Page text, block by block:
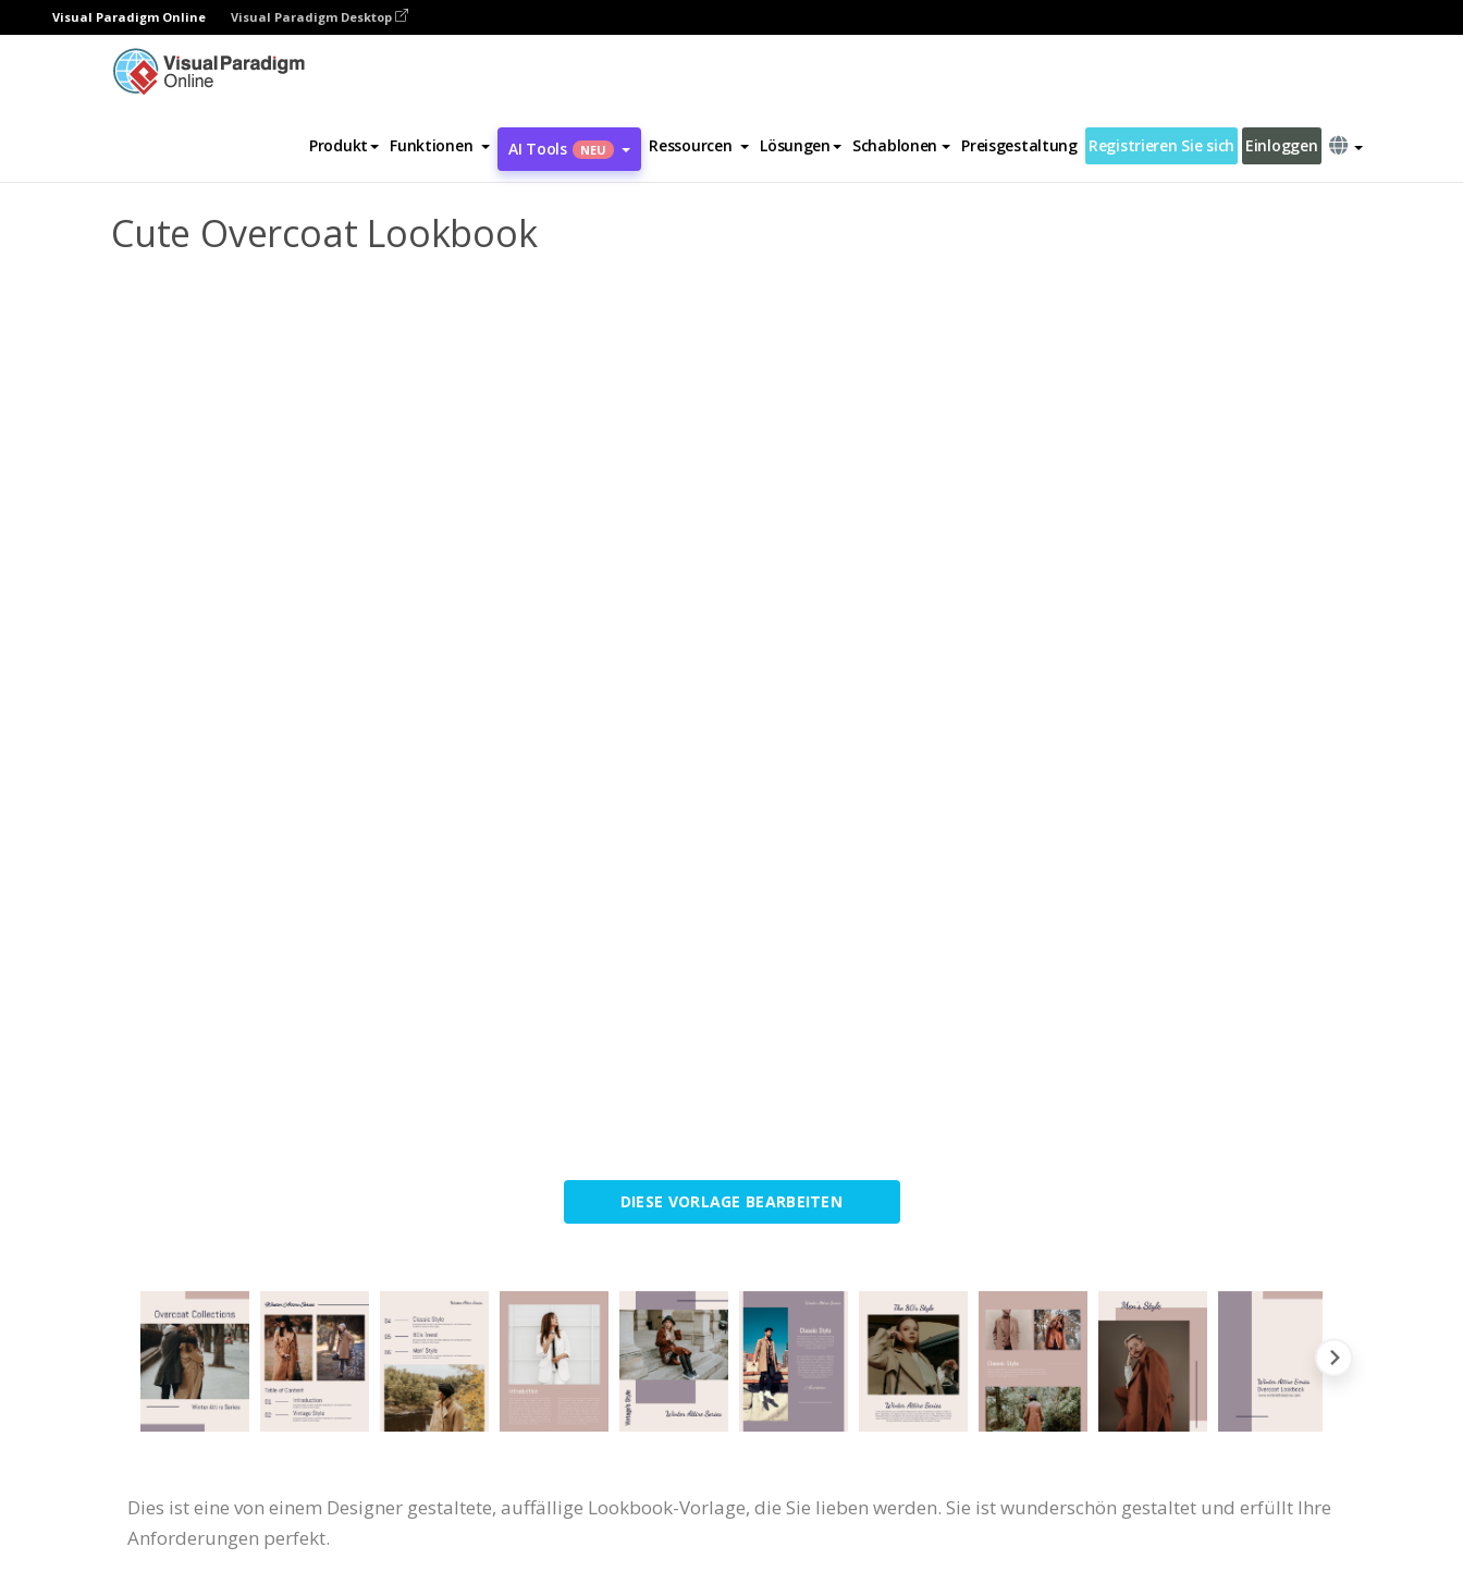
Visual Paradigm Online Visual Paradigm Desktop
Produkt Funktionen AI Tools NEU Ressourcen Lösungen Schablonen Preisgestaltung Registrieren Sie sich Einloggen
Cute Overcoat Lookbook
Cute Overcoat Lookbook
DIESE VORLAGE BEARBEITEN
Dies ist eine von einem Designer gestaltete, auffällige Lookbook-Vorlage, die Sie lieben werden. Sie ist wunderschön gestaltet und erfüllt Ihre
Anforderungen perfekt.